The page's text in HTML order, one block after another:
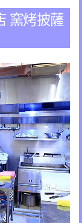
窯烤披薩